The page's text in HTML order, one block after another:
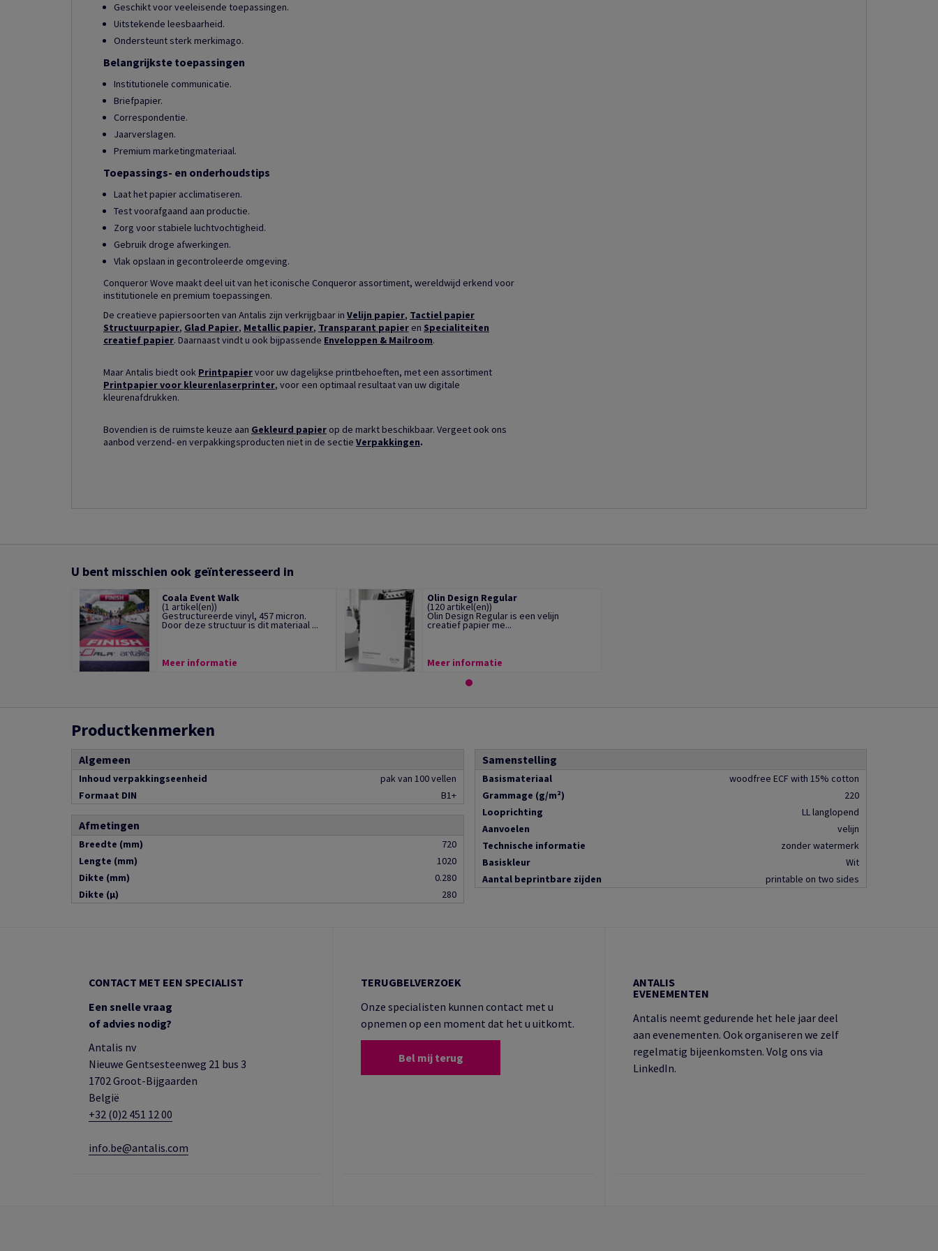
Geschikt voor veeleisende toepassingen.
Uitstekende leesbaarheid.
Ondersteunt sterk merkimago.
Belangrijkste toepassingen
Institutionele communicatie.
Briefpapier.
Correspondentie.
Jaarverslagen.
Premium marketingmateriaal.
Toepassings- en onderhoudstips
Laat het papier acclimatiseren.
Test voorafgaand aan productie.
Zorg voor stabiele luchtvochtigheid.
Gebruik droge afwerkingen.
Vlak opslaan in gecontroleerde omgeving.
Conqueror Wove maakt deel uit van het iconische Conqueror assortiment, wereldwijd erkend voor
institutionele en premium toepassingen.
De creatieve papiersoorten van Antalis zijn verkrijgbaar in Velijn papier, Tactiel papier
Structuurpapier, Glad Papier, Metallic papier, Transparant papier en Specialiteiten
creatief papier. Daarnaast vindt u ook bijpassende Enveloppen & Mailroom.
Maar Antalis biedt ook Printpapiervoor uw dagelijkse printbehoeften, met een assortiment
Printpapier voor kleurenlaserprinter, voor een optimaal resultaat van uw digitale
kleurenafdrukken.
Bovendien is de ruimste keuze aan Gekleurd papier op de markt beschikbaar. Vergeet ook ons
aanbod verzend- en verpakkingsproducten niet in de sectie Verpakkingen.
U bent misschien ook geïnteresseerd in
Coala Event Walk
(1 artikel(en))
Gestructureerde vinyl, 457 micron.
Door deze structuur is dit materiaal ...
Meer informatie
Olin Design Regular
(120 artikel(en))
Olin Design Regular is een velijn
creatief papier me...
Meer informatie
Productkenmerken
Algemeen
Inhoud verpakkingseenheid
pak van 100 vellen
Formaat DIN
B1+
Afmetingen
Breedte (mm)
720
Lengte (mm)
1020
Dikte (mm)
0.280
Dikte (µ)
280
Samenstelling
Basismateriaal
woodfree ECF with 15% cotton
Grammage (g/m²)
220
Looprichting
LL langlopend
Aanvoelen
velijn
Technische informatie
zonder watermerk
Basiskleur
Wit
Aantal beprintbare zijden
printable on two sides
CONTACT MET EEN SPECIALIST
Een snelle vraag
of advies nodig?
Antalis nv
Nieuwe Gentsesteenweg 21 bus 3
1702 Groot-Bijgaarden
België
+32 (0)2 451 12 00
info.be@antalis.com
TERUGBELVERZOEK
Onze specialisten kunnen contact met u
opnemen op een moment dat het u uitkomt.
Bel mij terug
ANTALIS
EVENEMENTEN
Antalis neemt gedurende het hele jaar deel
aan evenementen. Ook organiseren we zelf
regelmatig bijeenkomsten. Volg ons via
LinkedIn.